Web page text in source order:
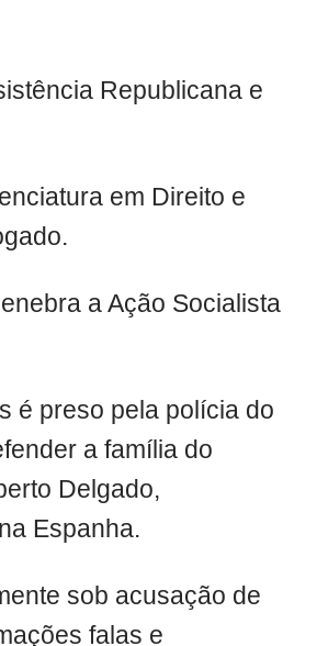
Republicana e
em Direito e
a Ação Socialista
é preso pela polícia do
a família do
Delgado,
Espanha.
sob acusação de
falas e